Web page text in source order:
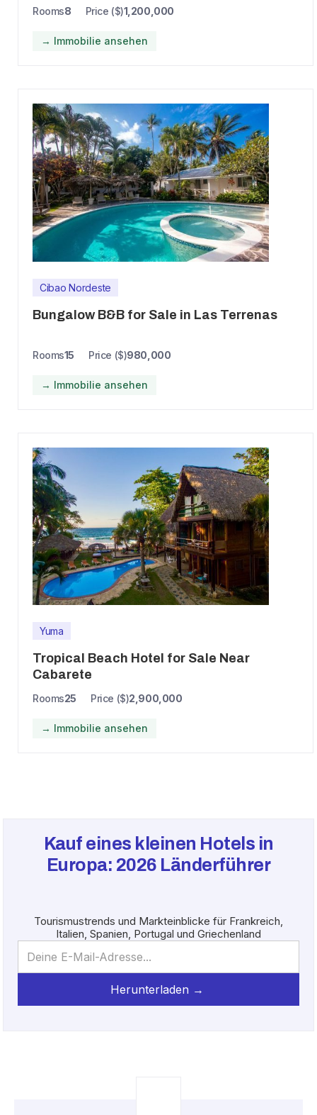
Rooms8 Price ($)1,200,000
→ Immobilie ansehen
Cibao Nordeste
Bungalow B&B for Sale in Las Terrenas
Rooms15 Price ($)980,000
→ Immobilie ansehen
Yuma
Tropical Beach Hotel for Sale Near
Cabarete
Rooms25 Price ($)2,900,000
→ Immobilie ansehen
Kauf eines kleinen Hotels in
Europa: 2026 Länderführer
Tourismustrends und Markteinblicke für Frankreich,
Italien, Spanien, Portugal und Griechenland